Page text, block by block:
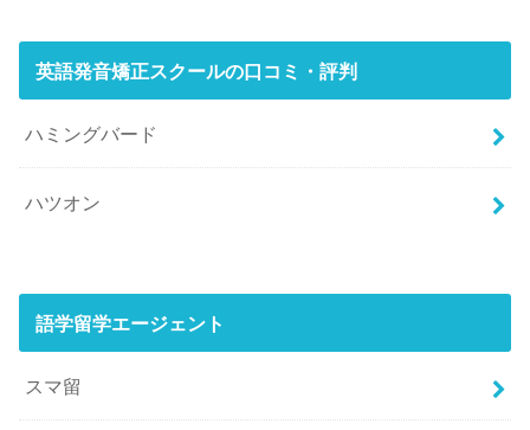
英語発音矯正スクールの口コミ・評判
ハミングバード
ハツオン
語学留学エージェント
スマ留